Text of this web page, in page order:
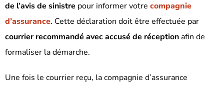
de l’avis de sinistre pour informer votre compagnie
d’assurance. Cette déclaration doit être effectuée par
courrier recommandé avec accusé de réceptionafin de
formaliser la démarche.
Une fois le courrier reçu, la compagnie d’assurance